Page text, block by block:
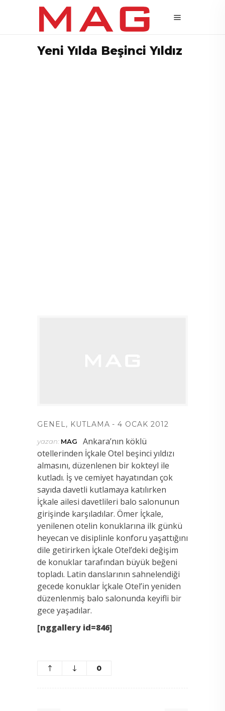
Yeni Yılda Beşinci Yıldız
GENEL, KUTLAMA 4 OCAK 2012
yazan: MAG
Ankara’nın köklü
otellerinden İçkale Otel beşinci yıldızı
almasını, düzenlenen bir kokteyl ile
kutladı. İş ve cemiyet hayatından çok
sayıda davetli kutlamaya katılırken
İçkale ailesi davetlileri balo salonunun
girişinde karşıladılar. Ömer İçkale,
yenilenen otelin konuklarına ilk günkü
heyecan ve disiplinle konforu yaşattığını
dile getirirken İçkale Otel’deki değişim
de konuklar tarafından büyük beğeni
topladı. Latin danslarının sahnelendiği
gecede konuklar İçkale Otel’in yeniden
düzenlenmiş balo salonunda keyifli bir
gece yaşadılar.
[nggallery id=846]
0